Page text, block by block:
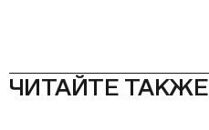
ЧИТАЙТЕ ТАКЖЕ